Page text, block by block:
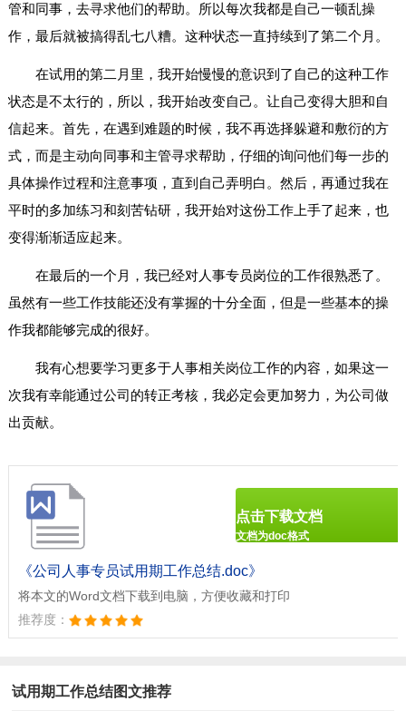
管和同事，去寻求他们的帮助。所以每次我都是自己一顿乱操
作，最后就被搞得乱七八糟。这种状态一直持续到了第二个月。
在试用的第二月里，我开始慢慢的意识到了自己的这种工作
状态是不太行的，所以，我开始改变自己。让自己变得大胆和自
信起来。首先，在遇到难题的时候，我不再选择躲避和敷衍的方
式，而是主动向同事和主管寻求帮助，仔细的询问他们每一步的
具体操作过程和注意事项，直到自己弄明白。然后，再通过我在
平时的多加练习和刻苦钻研，我开始对这份工作上手了起来，也
变得渐渐适应起来。
在最后的一个月，我已经对人事专员岗位的工作很熟悉了。
虽然有一些工作技能还没有掌握的十分全面，但是一些基本的操
作我都能够完成的很好。
我有心想要学习更多于人事相关岗位工作的内容，如果这一
次我有幸能通过公司的转正考核，我必定会更加努力，为公司做
出贡献。
《公司人事专员试用期工作总结.doc》
将本文的Word文档下载到电脑，方便收藏和打印
推荐度：
点击下载文档
文档为doc格式
试用期工作总结图文推荐